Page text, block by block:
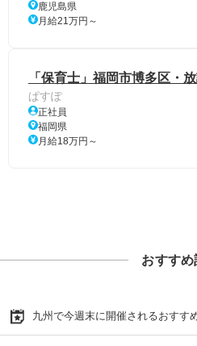
鹿児島県
月給21万円～
「保育士」福岡市博多区・
ぱすぽ
正社員
福岡県
月給18万円～
おすすめ
九州で今週末に開催されるおすす